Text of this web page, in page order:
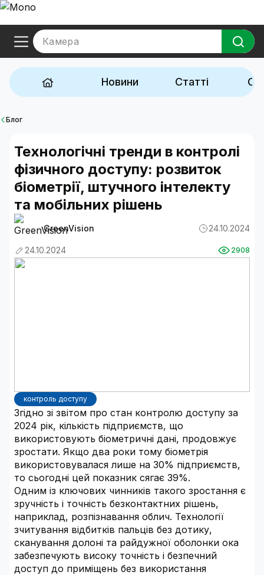
Камера
Новини Статті
Блог
Технологічні тренди в контролі
фізичного доступу: розвиток
біометрії, штучного інтелекту
та мобільних рішень
GreenVision 24.10.2024
24.10.2024 2908
контроль доступу
Згідно зі звітом про стан контролю доступу за
2024 рік, кількість підприємств, що
використовують біометричні дані, продовжує
зростати. Якщо два роки тому біометрія
використовувалася лише на 30% підприємств,
то сьогодні цей показник сягає 39%.
Одним із ключових чинників такого зростання є
зручність і точність безконтактних рішень,
наприклад, розпізнавання облич. Технології
зчитування відбитків пальців без дотику,
сканування долоні та райдужної оболонки ока
забезпечують високу точність і безпечний
доступ до приміщень без використання